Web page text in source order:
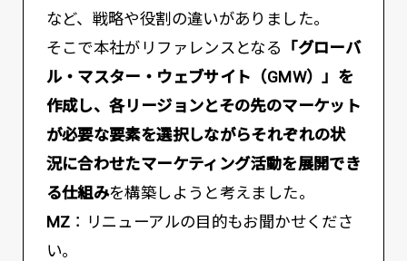
など、戦略や役割の違いがありました。
そこで本社がリファレンスとなる
「グローバ
ル・マスター・ウェブサイト（GMW）」を
作成し、各リージョンとその先のマーケット
が必要な要素を選択しながらそれぞれの状
況に合わせたマーケティング活動を展開でき
る仕組みを構築しようと考えました。
MZ ：リニューアルの目的もお聞かせくださ
い。